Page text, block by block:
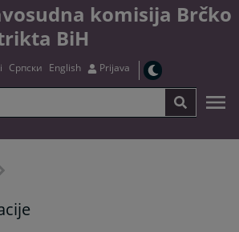
komisija Brčko
BiH
Српски English Prijava